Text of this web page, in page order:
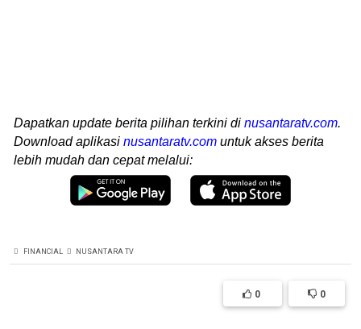
Dapatkan update berita pilihan terkini di nusantaratv.com.
Download aplikasi nusantaratv.com untuk akses berita
lebih mudah dan cepat melalui:
FINANCIAL NUSANTARA TV
0 0